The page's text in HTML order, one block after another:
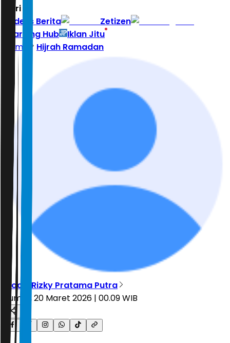
Hari ini
Indeks Berita
Zetizen
Learning Hub
Iklan Jitu
Home
Hijrah Ramadan
Moch. Rizky Pratama Putra
Jumat, 20 Maret 2026 | 00.09 WIB